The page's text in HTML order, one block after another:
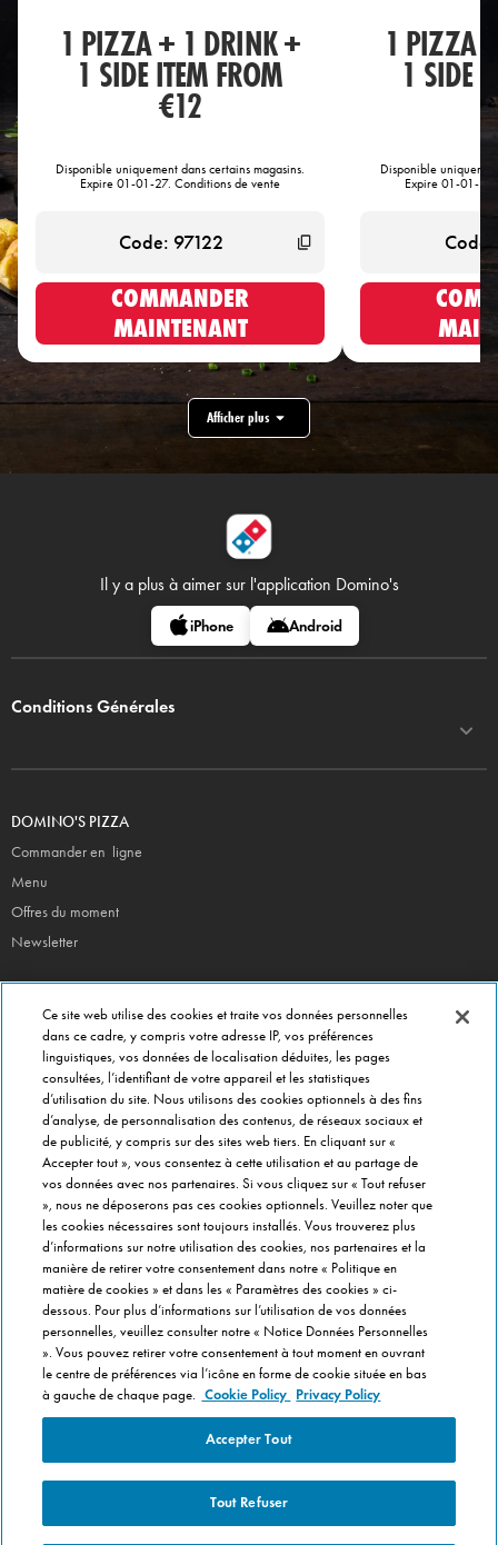
1 PIZZA + 1 DRINK +
1 SIDE ITEM FROM
€12
Disponible uniquement dans certains magasins.
Expire 01-01-27. Conditions de vente
COMMANDER
MAINTENANT
1 PIZZA
1 SIDE
Disponible
Expire 01-01-
Afficher plus
Il y a plus à aimer sur l'application Domino's
iPhone Android
Conditions Générales
DOMINO'S PIZZA
Commander en ligne
Menu
Offres du moment
Newsletter
Siège Social
Info magasins
Formulaire de Contact
Gérer vos préférences
INFO FRANCHISÉ
Franchise Domino's
Critères de Sélection
Questions Fréquentes
A PROPOS DE DOMINO'S
Travailler chez Domino's
Dans notre cuisine
Care Team (pour les collaborateurs)
Ce site web utilise des cookies et traite vos données personnelles
dans ce cadre, y compris votre adresse IP, vos préférences
linguistiques, vos données de localisation déduites, les pages
consultées, l’identifiant de votre appareil et les statistiques
d’utilisation du site. Nous utilisons des cookies optionnels à des fins
d’analyse, de personnalisation des contenus, de réseaux sociaux et
de publicité, y compris sur des sites web tiers. En cliquant sur «
Accepter tout », vous consentez à cette utilisation et au partage de
vos données avec nos partenaires. Si vous cliquez sur « Tout refuser
», nous ne déposerons pas ces cookies optionnels. Veuillez noter que
les cookies nécessaires sont toujours installés. Vous trouverez plus
d’informations sur notre utilisation des cookies, nos partenaires et la
manière de retirer votre consentement dans notre « Politique en
matière de cookies » et dans les « Paramètres des cookies » ci-
dessous. Pour plus d’informations sur l’utilisation de vos données
personnelles, veuillez consulter notre « Notice Données Personnelles
». Vous pouvez retirer votre consentement à tout moment en ouvrant
le centre de préférences via l’icône en forme de cookie située en bas
à gauche de chaque page. Cookie Policy Privacy Policy
Accepter Tout
Tout Refuser